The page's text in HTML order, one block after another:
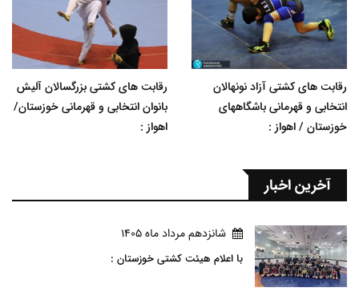
رقابت های کشتی آزاد نونهالان
انتخابی و قهرمانی باشگاههای
خوزستان / اهواز :
رقابت های کشتی بزرگسالان آلیش
بانوان انتخابی و قهرمانی خوزستان/
اهواز :
آخرین اخبار
شانزدهم مرداد ماه 1405
با اعلام هیئت کشتی خوزستان :